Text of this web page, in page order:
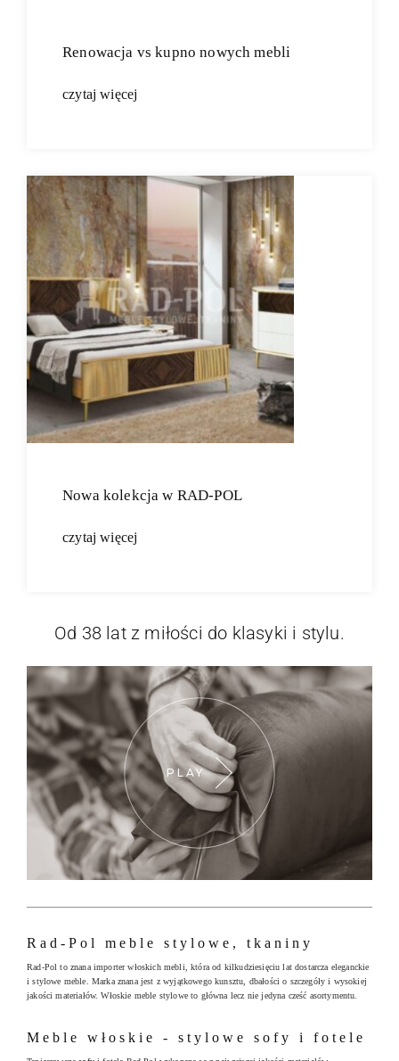
Renowacja vs kupno nowych mebli
czytaj więcej
Nowa kolekcja w RAD-POL
czytaj więcej
Od 38 lat z miłości do klasyki i stylu.
PLAY
Rad-Pol meble stylowe, tkaniny
Rad-Pol to znana importer włoskich mebli, która od kilkudziesięciu lat dostarcza eleganckie
i stylowe meble. Marka znana jest z wyjątkowego kunsztu, dbałości o szczegóły i wysokiej
jakości materiałów. Włoskie meble stylowe to główna lecz nie jedyna cześć asortymentu.
Meble włoskie - stylowe sofy i fotele